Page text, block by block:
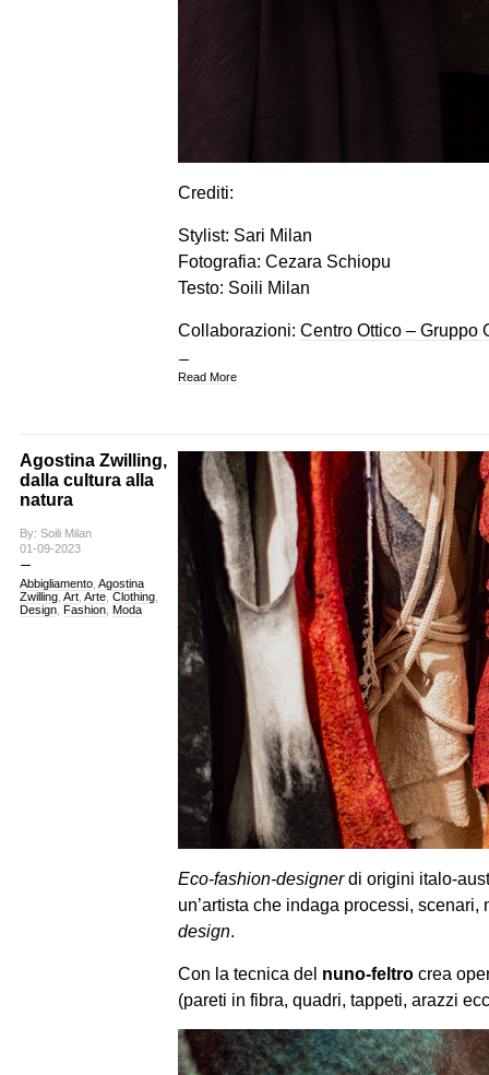
Crediti:
Stylist: Sari Milan
Fotografia: Cezara Schiopu
Testo: Soili Milan
Collaborazioni: Centro Ottico – Gruppo
Read More
Agostina Zwilling,
dalla cultura alla
natura
By: Soili Milan
01-09-2023
Abbigliamento, Agostina
Zwilling, Art, Arte, Clothing,
Design, Fashion, Moda
Eco-fashion-designerdi origini italo-
un’artista che indaga processi, scenari,
design.
Con la tecnica del nuno-feltrocrea
(pareti in fibra, quadri, tappeti, arazzi